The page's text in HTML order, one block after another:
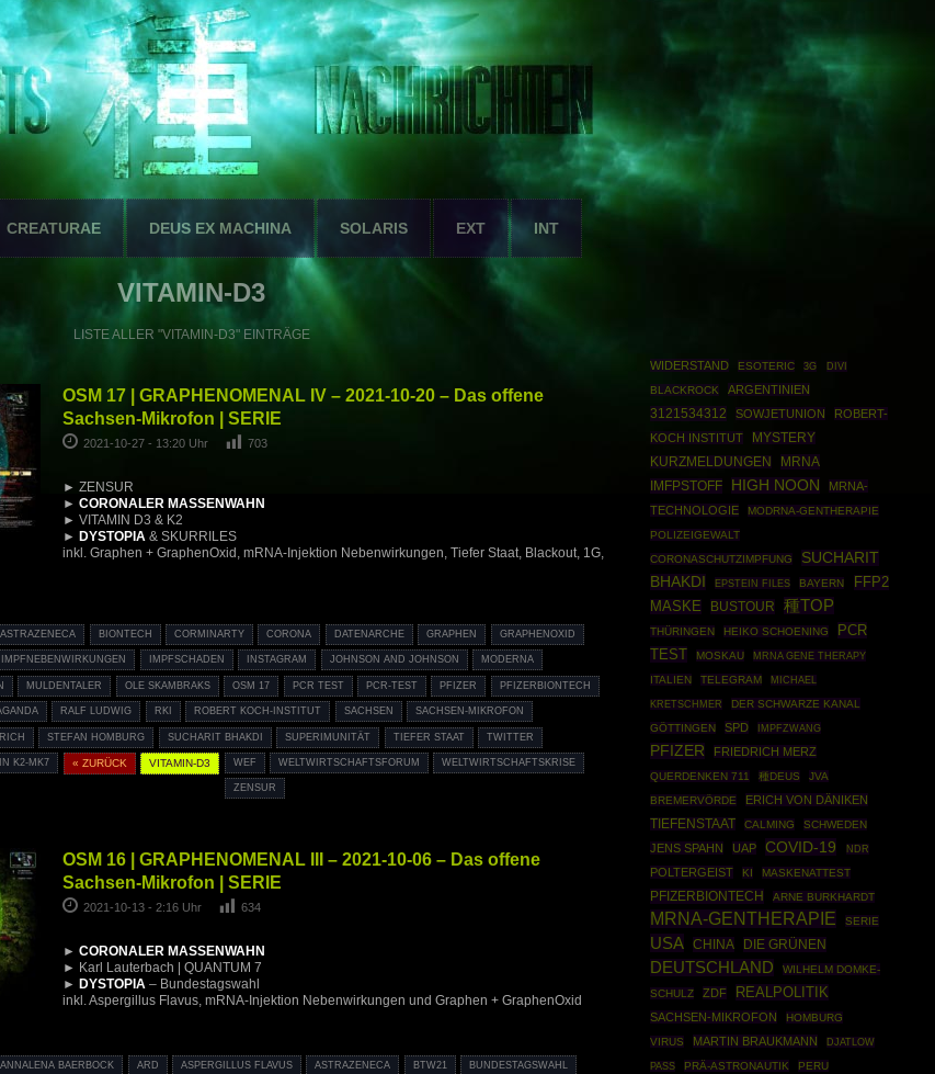
CREATURAE DEUS EX MACHINA SOLARIS EXT INT
VITAMIN-D3
LISTE ALLER "VITAMIN-D3" EINTRÄGE
OSM 17 | GRAPHENOMENAL IV – 2021-10-20 – Das offene
Sachsen-Mikrofon | SERIE
2021-10-27 - 13:20 Uhr 703
► ZENSUR
► CORONALER MASSENWAHN
► VITAMIN D3 & K2
► DYSTOPIA& SKURRILES
inkl. Graphen + GraphenOxid, mRNA-Injektion Nebenwirkungen, Tiefer Staat, Blackout, 1G,
ASTRAZENECA BIONTECH CORMINARTY CORONA DATENARCHE GRAPHEN GRAPHENOXID
IMPFNEBENWIRKUNGEN IMPFSCHADEN INSTAGRAM JOHNSON AND JOHNSON MODERNA
MULDENTALER OLE SKAMBRAKS OSM 17 PCR TEST PCR-TEST PFIZER PFIZERBIONTECH
RALF LUDWIG RKI ROBERT KOCH-INSTITUT SACHSEN SACHSEN-MIKROFON
STEFAN HOMBURG SUCHARIT BHAKDI SUPERIMUNITÄT TIEFER STAAT TWITTER
K2-MK7 « ZURÜCK VITAMIN-D3 WEF WELTWIRTSCHAFTSFORUM WELTWIRTSCHAFTSKRISE
ZENSUR
OSM 16 | GRAPHENOMENAL III – 2021-10-06 – Das offene
Sachsen-Mikrofon | SERIE
2021-10-13 - 2:16 Uhr 634
► CORONALER MASSENWAHN
► Karl Lauterbach | QUANTUM 7
► DYSTOPIA– Bundestagswahl
inkl. Aspergillus Flavus, mRNA-Injektion Nebenwirkungen und Graphen + GraphenOxid
ANNALENA BAERBOCK ARD ASPERGILLUS FLAVUS ASTRAZENECA BTW21 BUNDESTAGSWAHL
WIDERSTAND ESOTERIC 3G DIVI
BLACKROCK ARGENTINIEN
3121534312 SOWJETUNION
ROBERT-
KOCH INSTITUT
MYSTERY
KURZMELDUNGEN
MRNA
IMFPSTOFF
HIGH NOON
MRNA-
TECHNOLOGIE
MODRNA-GENTHERAPIE
POLIZEIGEWALT
CORONASCHUTZIMPFUNG
SUCHARIT
BHAKDI
EPSTEIN FILES BAYERN
FFP2
MASKE
BUSTOUR 種TOP
THÜRINGEN HEIKO SCHOENING
PCR
TEST
MOSKAU
MRNA GENE THERAPY
ITALIEN
TELEGRAM MICHAEL
KRETSCHMER
DER SCHWARZE KANAL
GÖTTINGEN
SPD IMPFZWANG
PFIZER FRIEDRICH MERZ
QUERDENKEN 711 種DEUS
JVA
BREMERVÖRDE
ERICH VON DÄNIKEN
TIEFENSTAAT
CALMING SCHWEDEN
JENS SPAHN UAP COVID-19 NDR
POLTERGEIST KI MASKENATTEST
PFIZERBIONTECH ARNE BURKHARDT
MRNA-GENTHERAPIE SERIE
USA CHINA DIE GRÜNEN
DEUTSCHLAND
WILHELM DOMKE-
SCHULZ
ZDF REALPOLITIK
SACHSEN-MIKROFON
HOMBURG
VIRUS
MARTIN BRAUKMANN DJATLOW
PASS PRÄ-ASTRONAUTIK PERU